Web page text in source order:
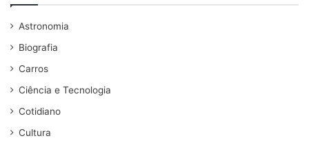
Astronomia
Biografia
Carros
Ciência e Tecnologia
Cotidiano
Cultura